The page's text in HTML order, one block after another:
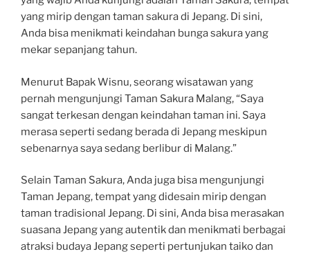
yang mirip dengan taman sakura di Jepang. Di sini,
Anda bisa menikmati keindahan bunga sakura yang
mekar sepanjang tahun.
Menurut Bapak Wisnu, seorang wisatawan yang
pernah mengunjungi Taman Sakura Malang, “Saya
sangat terkesan dengan keindahan taman ini. Saya
merasa seperti sedang berada di Jepang meskipun
sebenarnya saya sedang berlibur di Malang.”
Selain Taman Sakura, Anda juga bisa mengunjungi
Taman Jepang, tempat yang didesain mirip dengan
taman tradisional Jepang. Di sini, Anda bisa merasakan
suasana Jepang yang autentik dan menikmati berbagai
atraksi budaya Jepang seperti pertunjukan taiko dan